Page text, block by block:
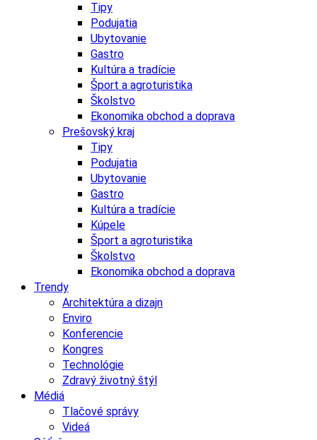
Tipy
Podujatia
Ubytovanie
Gastro
Kultúra a tradície
Šport a agroturistika
Školstvo
Ekonomika obchod a doprava
Prešovský kraj
Tipy
Podujatia
Ubytovanie
Gastro
Kultúra a tradície
Kúpele
Šport a agroturistika
Školstvo
Ekonomika obchod a doprava
Trendy
Architektúra a dizajn
Enviro
Konferencie
Kongres
Technológie
Zdravý životný štýl
Médiá
Tlačové správy
Videá